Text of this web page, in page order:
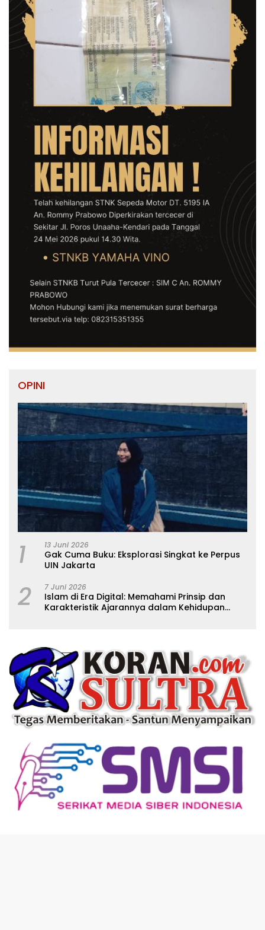
OPINI
1 13 Juni 2026
Gak Cuma Buku: Eksplorasi Singkat ke Perpus
UIN Jakarta
2 7 Juni 2026
Islam di Era Digital: Memahami Prinsip dan
Karakteristik Ajarannya dalam Kehidupan